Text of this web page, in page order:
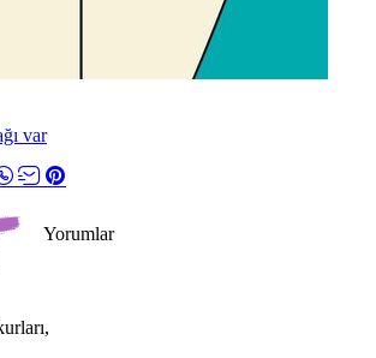
var
Yorumlar